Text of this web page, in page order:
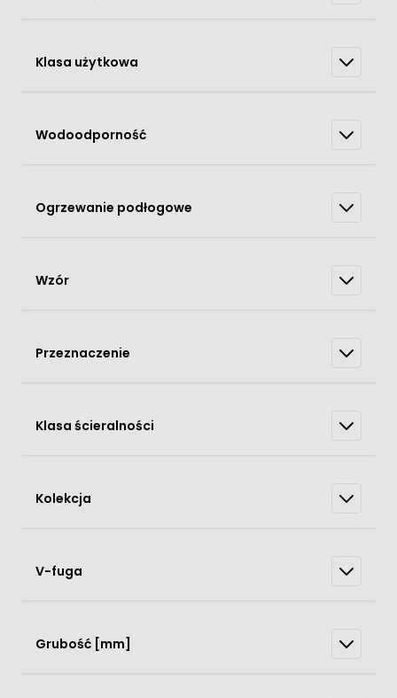
Klasa użytkowa
Wodoodporność
Ogrzewanie podłogowe
Wzór
Przeznaczenie
Klasa ścieralności
Kolekcja
V-fuga
Grubość [mm]